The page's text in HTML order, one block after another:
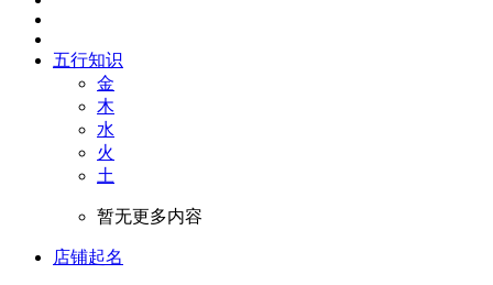
五行知识
金
木
水
火
土
暂无更多内容
店铺起名